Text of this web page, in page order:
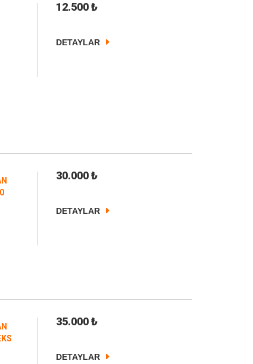
12.500₺
DETAYLAR
30.000₺
DETAYLAR
35.000₺
DETAYLAR